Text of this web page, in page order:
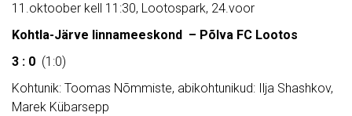
11.oktoober kell 11:30, Lootospark, 24.voor
Kohtla-Järve linnameeskond – Põlva FC Lootos
3 : 0 (1:0)
Kohtunik: Toomas Nõmmiste, abikohtunikud: Ilja Shashkov,
Marek Kübarsepp